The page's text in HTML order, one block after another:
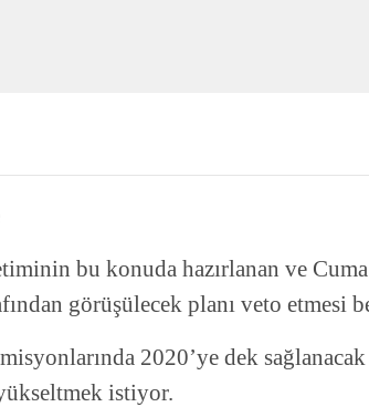
bu konuda hazırlanan ve
görüşülecek planı veto etmesi
2020’ye dek
istiyor.